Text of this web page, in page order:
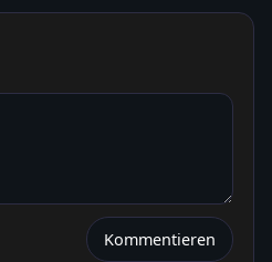
Kommentieren